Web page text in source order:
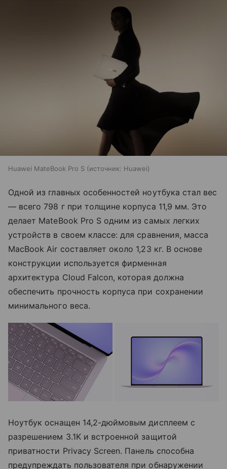
Huawei MateBook Pro S источник: Huawei
Одной из главных особенностей ноутбука стал вес
— всего 798 г при толщине корпуса 11,9 мм. Это
делает MateBook Pro S одним из самых легких
устройств в своем классе: для сравнения, масса
MacBook Air составляет около 1,23 кг. В основе
конструкции используется фирменная
архитектура Cloud Falcon, которая должна
обеспечить прочность корпуса при сохранении
минимального веса.
Ноутбук оснащен 14,2-дюймовым дисплеем с
разрешением 3.1K и встроенной защитой
приватности Privacy Screen. Панель способна
предупреждать пользователя при обнаружении